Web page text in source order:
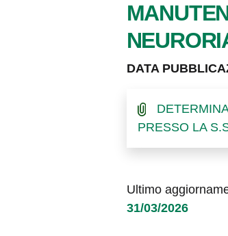
DATA
PRESSO LA
Ultimo
31/03/2026